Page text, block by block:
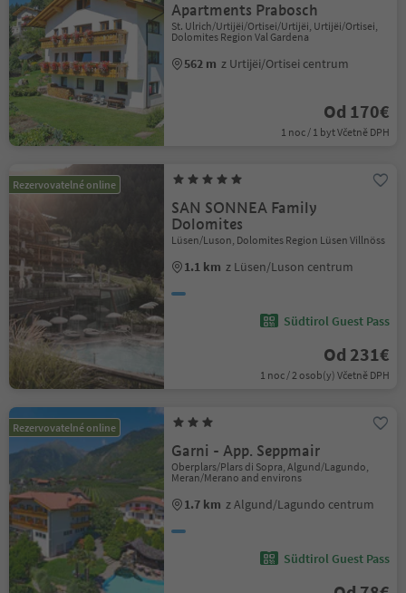
Apartments Prabosch
St. Ulrich/Urtijëi/Ortisei/Urtijëi, Urtijëi/Ortisei,
Dolomites Region Val Gardena
562 m z Urtijëi/Ortisei centrum
Od 170€
1 noc / 1 byt Včetně DPH
Rezervovatelné online
SAN SONNEA Family
Dolomites
Lüsen/Luson, Dolomites Region Lüsen Villnöss
1.1 km z Lüsen/Luson centrum
Südtirol Guest Pass
Od 231€
1 noc / 2 osob(y) Včetně DPH
Rezervovatelné online
Garni - App. Seppmair
Oberplars/Plars di Sopra, Algund/Lagundo,
Meran/Merano and environs
1.7 km z Algund/Lagundo centrum
Südtirol Guest Pass